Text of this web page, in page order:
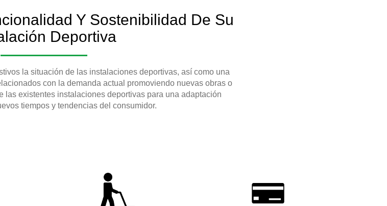
Y Sostenibilidad De Su
Deportiva
la situación de las instalaciones deportivas, así como una
con la demanda actual promoviendo nuevas obras o
las existentes instalaciones deportivas para una adaptación
tiempos y tendencias del consumidor.